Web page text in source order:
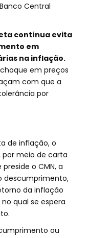
Central
contínua evita
em
na inflação.
em preços
com que a
por
de inflação, o
por meio de carta
o CMN, a
descumprimento,
da inflação
qual se espera
ou